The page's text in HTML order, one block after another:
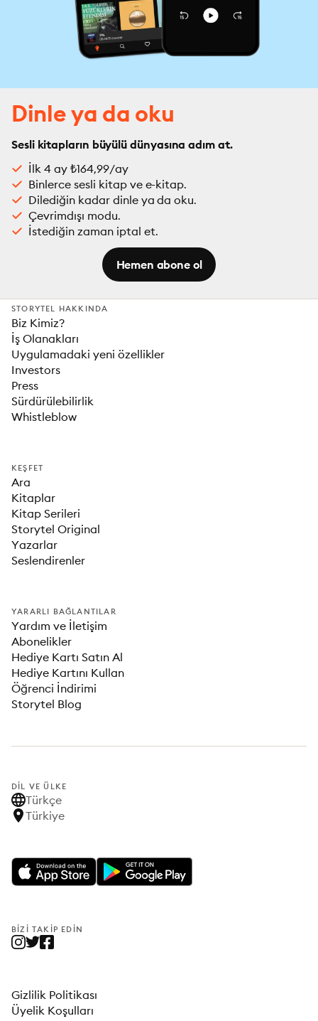
Dinle ya da oku
Sesli kitapların büyülü dünyasına adım at.
İlk 4 ay ₺164,99/ay
Binlerce sesli kitap ve e-kitap.
Dilediğin kadar dinle ya da oku.
Çevrimdışı modu.
İstediğin zaman iptal et.
Hemen abone ol
STORYTEL HAKKINDA
Biz Kimiz?
İş Olanakları
Uygulamadaki yeni özellikler
Investors
Press
Sürdürülebilirlik
Whistleblow
KEŞFET
Ara
Kitaplar
Kitap Serileri
Storytel Original
Yazarlar
Seslendirenler
YARARLI BAĞLANTILAR
Yardım ve İletişim
Abonelikler
Hediye Kartı Satın Al
Hediye Kartını Kullan
Öğrenci İndirimi
Storytel Blog
DIL VE ÜLKE
Türkçe
Türkiye
BIZI TAKIP EDIN
Gizlilik Politikası
Üyelik Koşulları